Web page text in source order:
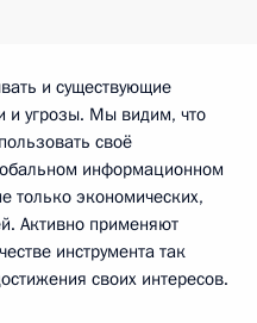
и существующие
и угрозы. Мы видим, что
своё
информационном
только экономических,
Активно применяют
инструмента так
своих интересов.